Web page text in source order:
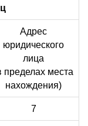
Адрес
юридического
лица
пределах места
нахождения)
7